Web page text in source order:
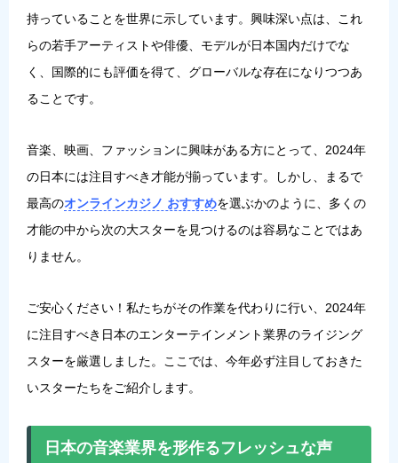
持っていることを世界に示しています。興味深い点は、これ
らの若手アーティストや俳優、モデルが日本国内だけでな
く、国際的にも評価を得て、グローバルな存在になりつつあ
ることです。
音楽、映画、ファッションに興味がある方にとって、2024年
の日本には注目すべき才能が揃っています。しかし、まるで
最高のオンラインカジノ おすすめを選ぶかのように、多くの
才能の中から次の大スターを見つけるのは容易なことではあ
りません。
ご安心ください！私たちがその作業を代わりに行い、2024年
に注目すべき日本のエンターテインメント業界のライジング
スターを厳選しました。ここでは、今年必ず注目しておきた
いスターたちをご紹介します。
日本の音楽業界を形作るフレッシュな声